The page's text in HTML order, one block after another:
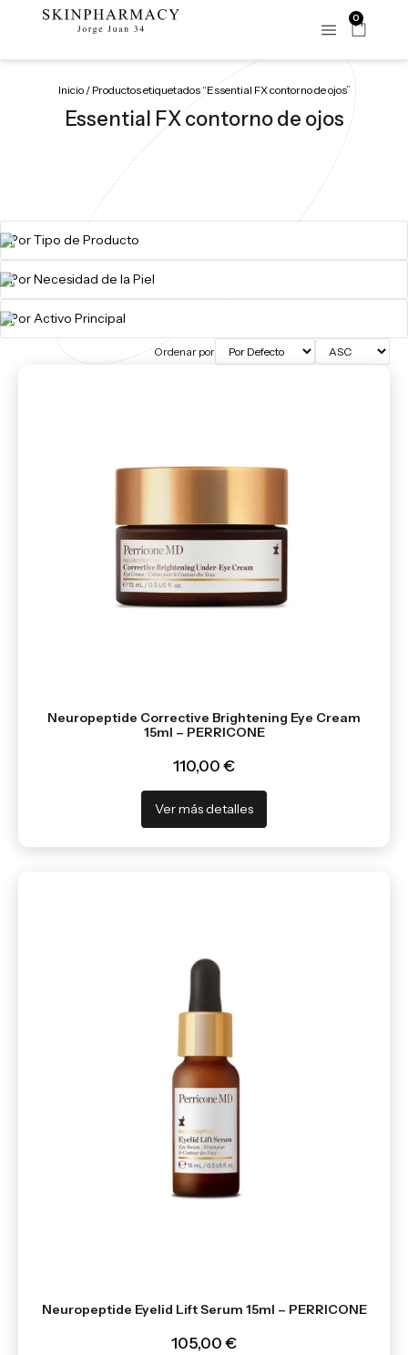
0
Inicio/ Productos etiquetados “Essential FX contorno de ojos”
Essential FX contorno de ojos
Ordenar por
Neuropeptide Corrective Brightening Eye Cream
15ml – PERRICONE
110,00 €
Ver más detalles
Neuropeptide Eyelid Lift Serum 15ml – PERRICONE
105,00 €